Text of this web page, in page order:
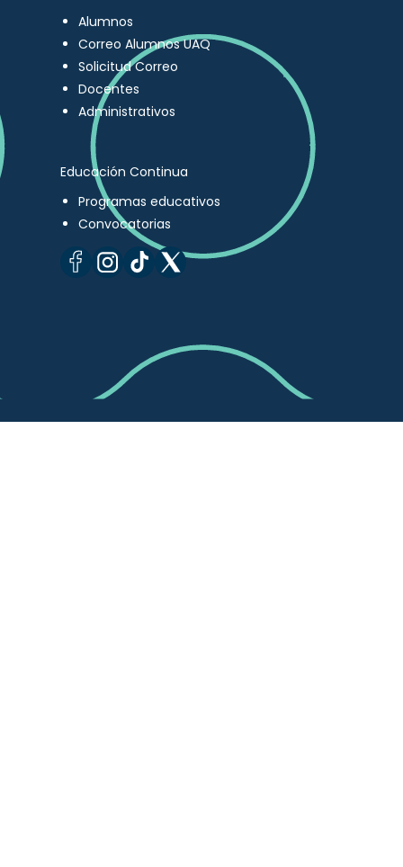
Alumnos
Correo Alumnos UAQ
Solicitud Correo
Docentes
Administrativos
Educación Continua
Programas educativos
Convocatorias